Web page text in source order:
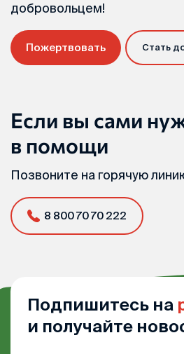
добровольцем!
Пожертвовать Стать
Если вы сами
в помощи
Позвоните на горячую
8 800 70 70 222
Подпишитесь на
и получайте